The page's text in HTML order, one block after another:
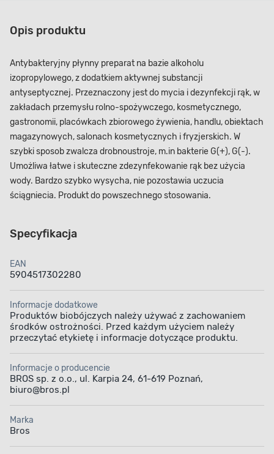
Opis produktu
Antybakteryjny płynny preparat na bazie alkoholu
izopropylowego, z dodatkiem aktywnej substancji
antyseptycznej. Przeznaczony jest do mycia i dezynfekcji rąk, w
zakładach przemysłu rolno-spożywczego, kosmetycznego,
gastronomii, placówkach zbiorowego żywienia, handlu, obiektach
magazynowych, salonach kosmetycznych i fryzjerskich. W
szybki sposob zwalcza drobnoustroje, m.in bakterie G(+), G(-).
Umożliwa łatwe i skuteczne zdezynfekowanie rąk bez użycia
wody. Bardzo szybko wysycha, nie pozostawia uczucia
ściągniecia. Produkt do powszechnego stosowania.
Specyfikacja
EAN
5904517302280
Informacje dodatkowe
Produktów biobójczych należy używać z zachowaniem
środków ostrożności. Przed każdym użyciem należy
przeczytać etykietę i informacje dotyczące produktu.
Informacje o producencie
BROS sp. z o.o., ul. Karpia 24, 61-619 Poznań,
biuro@bros.pl
Marka
Bros